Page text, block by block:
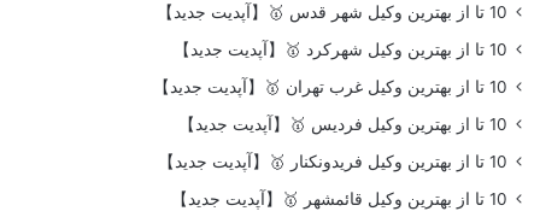
10 تا از بهترین وکیل شهر قدس 🥇【آپدیت جدید】
10 تا از بهترین وکیل شهرکرد 🥇【آپدیت جدید】
10 تا از بهترین وکیل غرب تهران 🥇【آپدیت جدید】
10 تا از بهترین وکیل فردیس 🥇【آپدیت جدید】
10 تا از بهترین وکیل فریدونکنار 🥇【آپدیت جدید】
10 تا از بهترین وکیل قائمشهر 🥇【آپدیت جدید】